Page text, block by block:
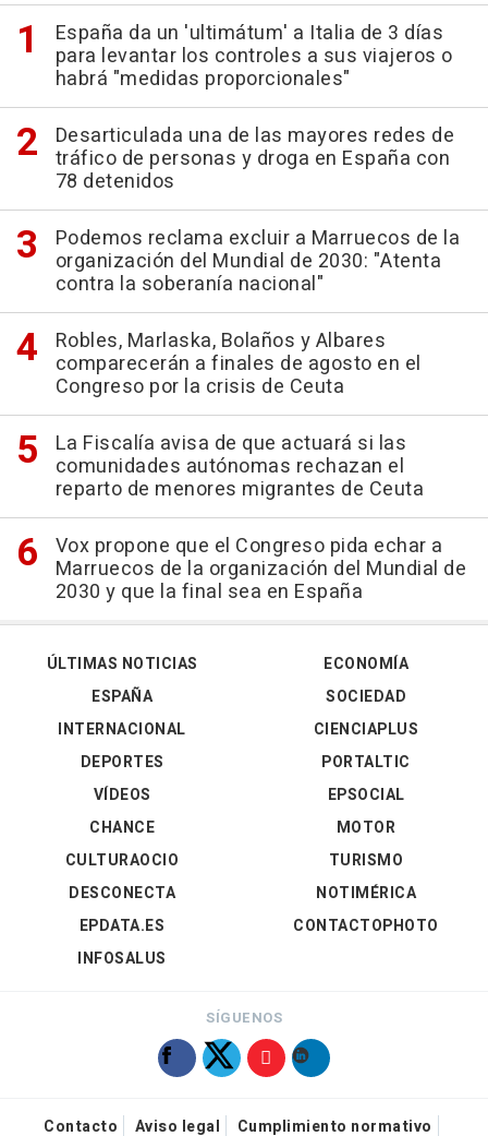
España da un 'ultimátum' a Italia de 3 días
para levantar los controles a sus viajeros o
habrá "medidas proporcionales"
Desarticulada una de las mayores redes de
tráfico de personas y droga en España con
78 detenidos
Podemos reclama excluir a Marruecos de la
organización del Mundial de 2030: "Atenta
contra la soberanía nacional"
Robles, Marlaska, Bolaños y Albares
comparecerán a finales de agosto en el
Congreso por la crisis de Ceuta
La Fiscalía avisa de que actuará si las
comunidades autónomas rechazan el
reparto de menores migrantes de Ceuta
Vox propone que el Congreso pida echar a
Marruecos de la organización del Mundial de
2030 y que la final sea en España
ÚLTIMAS NOTICIAS
ESPAÑA
INTERNACIONAL
DEPORTES
VÍDEOS
ECONOMÍA
SOCIEDAD
CIENCIAPLUS
PORTALTIC
EPSOCIAL
CHANCE
CULTURAOCIO
DESCONECTA
EPDATA.ES
INFOSALUS
MOTOR
TURISMO
NOTIMÉRICA
CONTACTOPHOTO
SÍGUENOS
Contacto Aviso legal Cumplimiento normativo